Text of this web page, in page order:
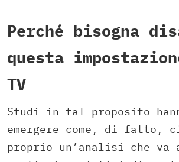
Perché bisogna
questa
TV
Studi in tal proposito
emergere come,
di fatto,
proprio un’analisi che va